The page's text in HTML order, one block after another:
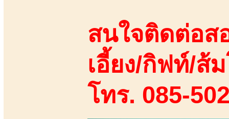
สนใจติดต่อส
เอี้ยง/กิฟท์/ส้
โทร. 085-